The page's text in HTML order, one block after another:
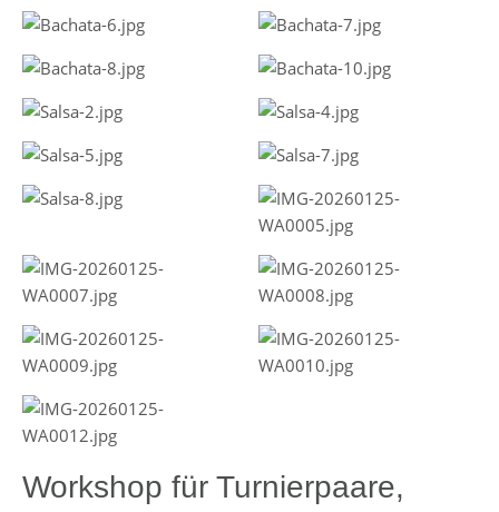
Workshop für Turnierpaare,